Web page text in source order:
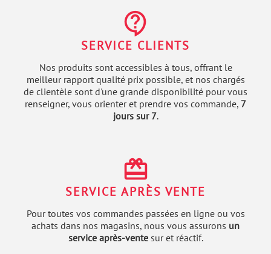
contact_support
SERVICE CLIENTS
Nos produits sont accessibles à tous, offrant le
meilleur rapport qualité prix possible, et nos chargés
de clientèle sont d'une grande disponibilité pour vous
renseigner, vous orienter et prendre vos commande, 7
jours sur 7.
redeem
SERVICE APRÈS VENTE
Pour toutes vos commandes passées en ligne ou vos
achats dans nos magasins, nous vous assurons un
service après-ventesur et réactif.